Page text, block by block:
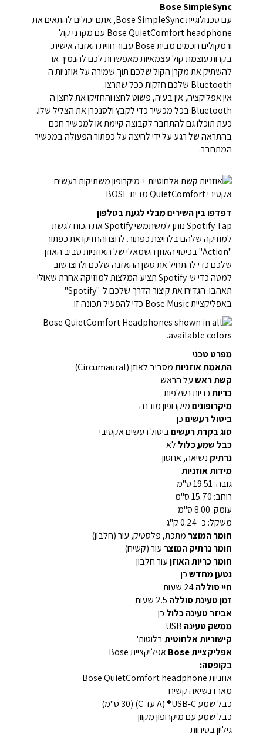
Bose SimpleSync
עם טכנולוגיית Bose SimpleSync, אתם יכולים להתאים את
Bose QuietComfort headphone עם מקרני קול
ורמקולים חכמים מבית Bose עבור חווית האזנה אישית.
בקרות עוצמת קול עצמאיות מאפשרות לכם להנמיך או
להשתיק את מקרן הקול שלכם תוך שמירה על אוזניות ה-
Bluetooth שלכם חזקות ככל שתרצו.
אין אפליקציה, אין בעיה, פשוט לחצו והחזיקו את לחצן ה-
Bluetooth בכל מכשיר כדי לקבץ ולסנכרן את הצליל שלו.
כעת תוכלו גם להתחבר לקבוצה קיימת או למכשיר חכם
בהתראה של רגע על ידי לחיצה על כפתור הפעולה במכשיר
המתחבר.
דפדפו בין השירים מבלי לגעת בטלפון
Spotify Tap נותן למשתמשי Spotify את הכוח לגשת
למוזיקה שלהם בלחיצת כפתור. לחצו והחזיקו את כפתור
"Action" בכיסוי האוזן השמאלי של האוזניות סביב האוזן
שלכם כדי להתחיל את סשן ההאזנה שלכם ולחצו שוב
למטה כדי ש-Spotify תציע המלצות למוזיקה אחרת שאולי
תאהבו. הגדירו את קיצור הדרך שלכם ל-"Spotify"
באפליקציית Bose Music כדי להפעיל תכונה זו.
מפרט טכני
התאמת אוזניותמסביב לאוזן (Circumaural)
קשת ראשעל הראש
כריותכריות נשלפות
מיקרופוניםמיקרופון מובנה
ביטול רעשיםכן
סוג בקרת רעשיםביטול רעשים אקטיבי
כבל שמע כלול לא
נרתיק נשיאה, אחסון
מידות אוזניות
גובה: 19.51 ס"מ
רוחב: 15.70 ס"מ
עומק: 8.00 ס"מ
משקל: כ- 0.24 ק"ג
חומר המוצר מתכת, פלסטיק, עור (חלבון)
חומר נרתיק המוצר עור (קשיח)
חומר כריות האוזןעור חלבון
נטען מחדשכן
חיי סוללה
זמן טעינת סוללה
אביזר טעינה כלול כן
ממשק טעינה
קישוריות אלחוטיתבלוטות'
אפליקציית Bose
אפליקציית Bose
בקופסה:
אוזניות Bose QuietComfort headphone
מארז נשיאה קשיח
כבל שמע USB-C® (A עד C) (30 ס"מ)
כבל שמע עם מיקרופון מקוון
גיליון בטיחות